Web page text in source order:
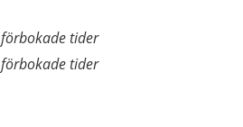
förbokade tider
förbokade tider